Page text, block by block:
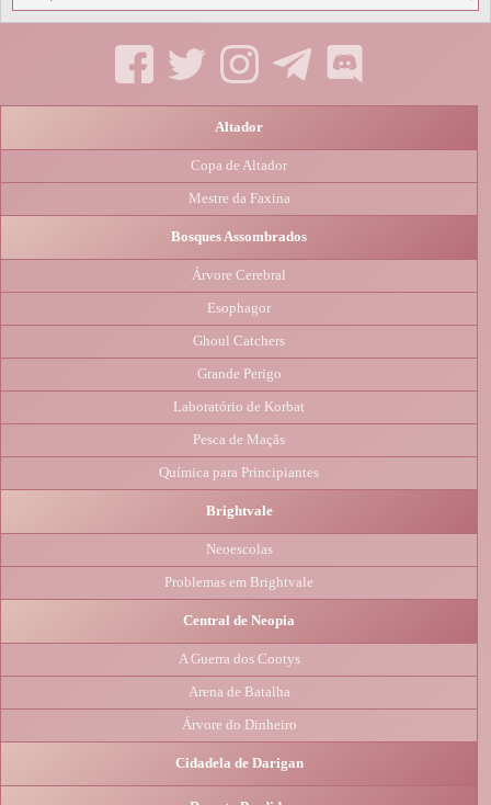
Altador
Copa de Altador
Mestre da Faxina
Bosques Assombrados
Árvore Cerebral
Esophagor
Ghoul Catchers
Grande Perigo
Laboratório de Korbat
Pesca de Maçãs
Química para Principiantes
Brightvale
Neoescolas
Problemas em Brightvale
Central de Neopia
A Guerra dos Cootys
Arena de Batalha
Árvore do Dinheiro
Cidadela de Darigan